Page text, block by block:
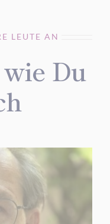
LEUTE AN
Du